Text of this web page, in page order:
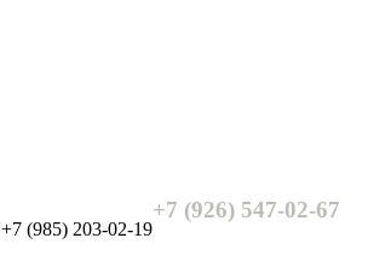
+7 (926) 547-02-67
+7 (985) 203-02-19